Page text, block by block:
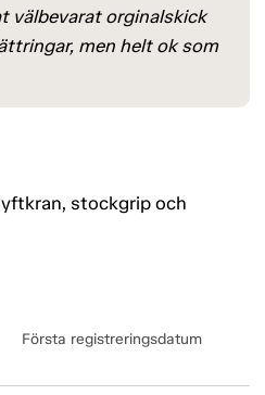
välbevarat orginalskick
men helt ok som
stockgrip och
Första registreringsdatum